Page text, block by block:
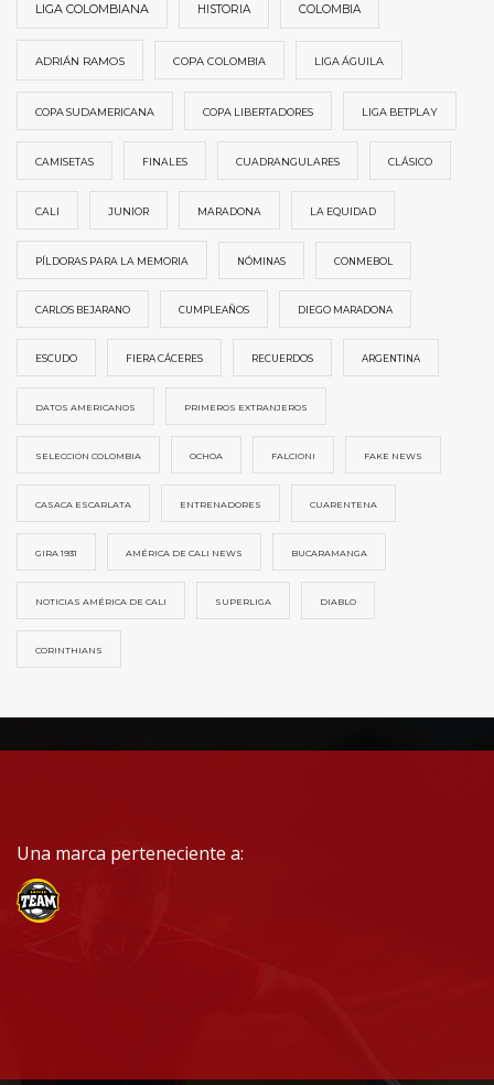
LIGA COLOMBIANA HISTORIA COLOMBIA
ADRIÁN RAMOS COPA COLOMBIA LIGA ÁGUILA
COPA SUDAMERICANA COPA LIBERTADORES LIGA BETPLAY
CAMISETAS FINALES CUADRANGULARES CLÁSICO
CALI JUNIOR MARADONA LA EQUIDAD
PÍLDORAS PARA LA MEMORIA NÓMINAS CONMEBOL
CARLOS BEJARANO CUMPLEAÑOS DIEGO MARADONA
ESCUDO FIERA CÁCERES RECUERDOS ARGENTINA
DATOS AMERICANOS PRIMEROS EXTRANJEROS
SELECCIÓN COLOMBIA OCHOA FALCIONI FAKE NEWS
CASACA ESCARLATA ENTRENADORES CUARENTENA
GIRA 1931 AMÉRICA DE CALI NEWS BUCARAMANGA
NOTICIAS AMÉRICA DE CALI SUPERLIGA DIABLO
CORINTHIANS
Una marca perteneciente a: